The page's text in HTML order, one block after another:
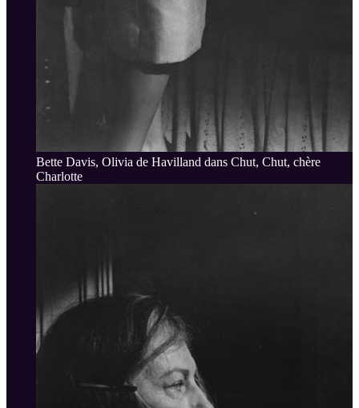
Bette Davis, Olivia de Havilland dans Chut, Chut, chère
Charlotte